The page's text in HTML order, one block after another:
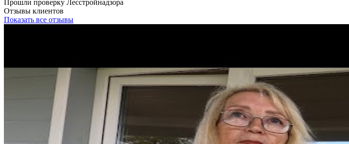
Прошли проверку Лесстройнадзора
Отзывы клиентов
Показать все отзывы